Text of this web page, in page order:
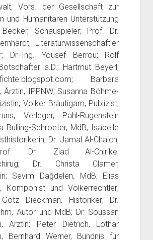
Vors. der Gesellschaft zur
und Humanitären Unterstützung
Schauspieler; Prof. Dr.
Literaturwissenschaftler
Dr.-Ing. Yousef Berrou; Rolf
a.D.; Hartmut Beyerl,
fichte.blogspot.com; Barbara
Ärztin, IPPNW; Susanna Böhme-
Volker Bräutigam, Publizist;
Verleger, Pahl-Rugenstein
Bulling-Schroeter, MdB; Isabelle
Dr. Jamal Al-Chaich,
Dr. Ziad Al-Chirike,
Dr. Christa Clamer,
Sevim Dağdelen, MdB; Elias
Komponist und Völkerrechtler;
Dieckman, Historiker; Dr.
Autor und MdB; Dr. Soussan
Ärztin; Peter Dietrich, Lothar
Bernhard Werner, Bündnis für